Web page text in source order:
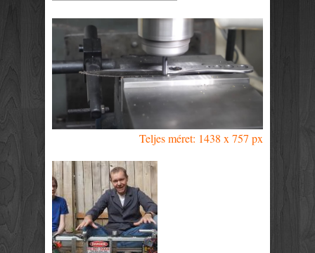
Teljes méret: 1438 x 757 px